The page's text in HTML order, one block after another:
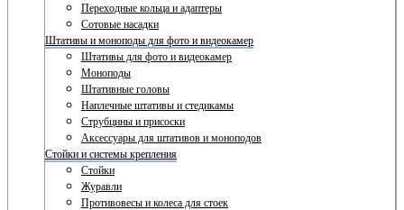
Переходные кольца и адаптеры
Сотовые насадки
Штативы и моноподы для фото и видеокамер
Штативы для фото и видеокамер
Моноподы
Штативные головы
Наплечные штативы и стедикамы
Струбцины и присоски
Аксессуары для штативов и моноподов
Стойки и системы крепления
Стойки
Журавли
Противовесы и колеса для стоек